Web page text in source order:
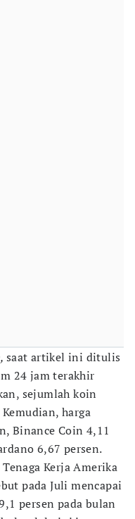
saat artikel ini ditulis
24 jam terakhir
sejumlah koin
harga
Binance Coin 4,11
6,67 persen.
Kerja Amerika
pada Juli mencapai
persen pada bulan